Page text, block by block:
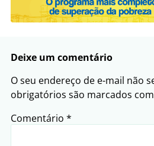
Deixe um comentário
O seu endereço de e-mail não
obrigatórios são marcados com
Comentário *